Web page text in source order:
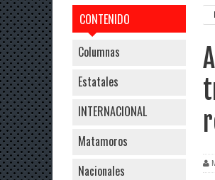
CONTENIDO
Columnas
Estatales
INTERNACIONAL
Matamoros
Nacionales